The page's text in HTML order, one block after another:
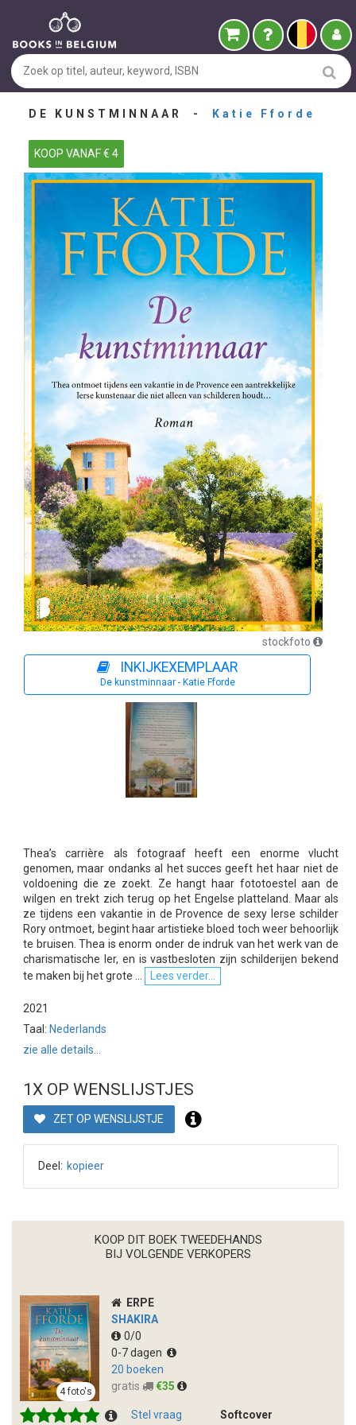
DE KUNSTMINNAAR - Katie Fforde
KOOP VANAF € 4
stockfoto
INKIJKEXEMPLAAR
De kunstminnaar - Katie Fforde
Thea’s carrière als fotograaf heeft een enorme vlucht
genomen, maar ondanks al het succes geeft het haar niet de
voldoening die ze zoekt. Ze hangt haar fototoestel aan de
wilgen en trekt zich terug op het Engelse platteland. Maar als
ze tijdens een vakantie in de Provence de sexy Ierse schilder
Rory ontmoet, begint haar artistieke bloed toch weer behoorlijk
te bruisen. Thea is enorm onder de indruk van het werk van de
charismatische Ier, en is vastbesloten zijn schilderijen bekend
te maken bij het grote ...
Lees verder...
2021
Taal: Nederlands
zie alle details...
1X OP WENSLIJSTJES
ZET OP WENSLIJSTJE
Deel: kopieer
KOOP DIT BOEK TWEEDEHANDS
BIJ VOLGENDE VERKOPERS
ERPE
SHAKIRA
0/0
0-7 dagen
20 boeken
gratis
€35
4 foto's
Stel vraag Softcover